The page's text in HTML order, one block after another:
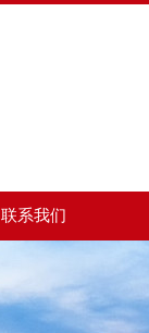
联系我们